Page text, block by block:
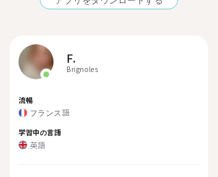
F.
Brignoles
流暢
フランス語
学習中の言語
英語